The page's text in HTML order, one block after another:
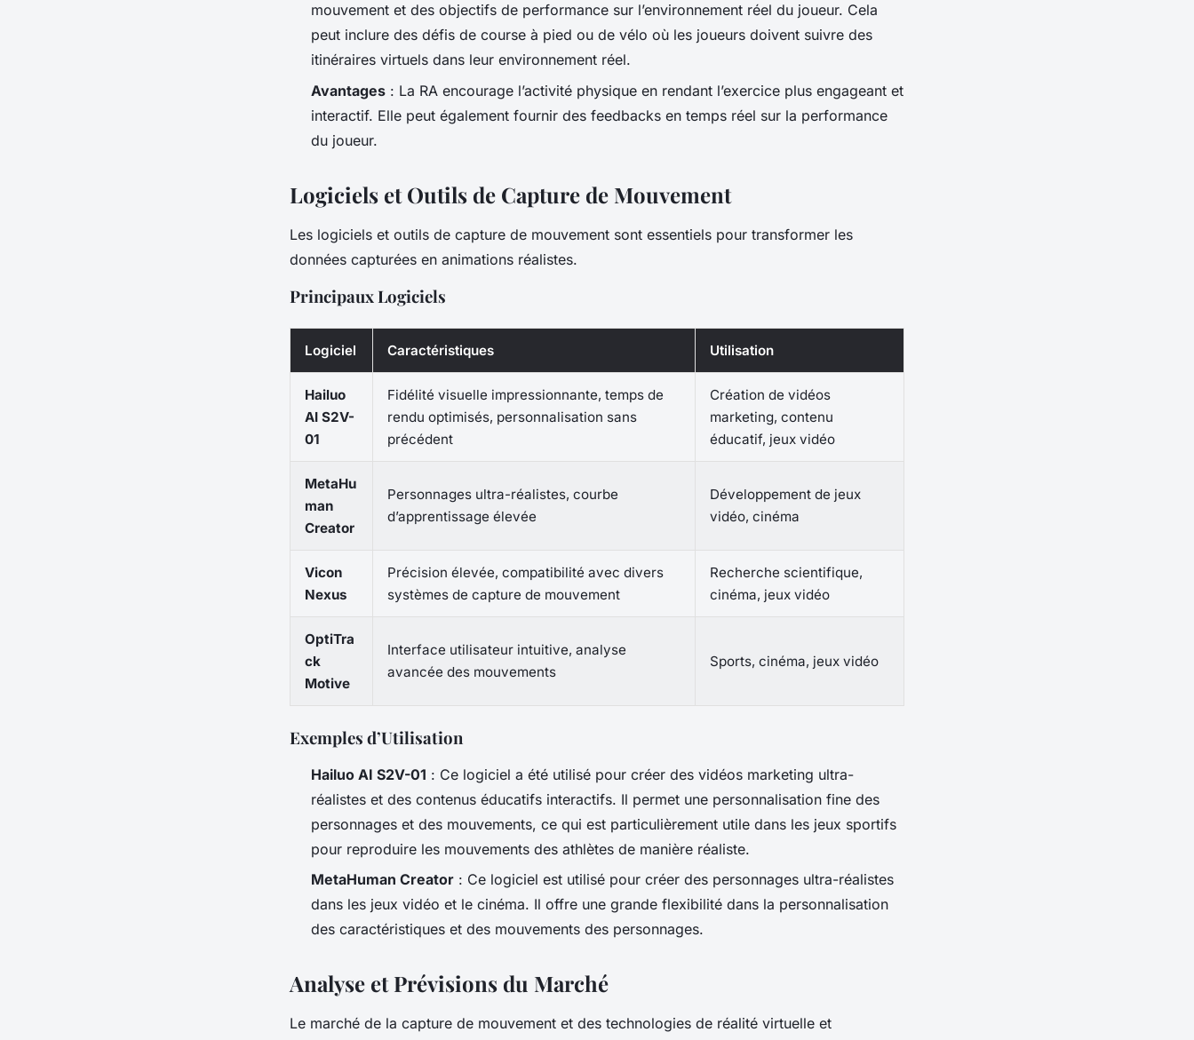
mouvement et des objectifs de performance sur l’environnement réel du joueur. Cela
peut inclure des défis de course à pied ou de vélo où les joueurs doivent suivre des
itinéraires virtuels dans leur environnement réel.
Avantages : La RA encourage l’activité physique en rendant l’exercice plus engageant et
interactif. Elle peut également fournir des feedbacks en temps réel sur la performance
du joueur.
Logiciels et Outils de Capture de Mouvement
Les logiciels et outils de capture de mouvement sont essentiels pour transformer les
données capturées en animations réalistes.
Principaux Logiciels
Logiciel Caractéristiques Utilisation
Hailuo
AI S2V-
01
Fidélité visuelle impressionnante, temps de
rendu optimisés, personnalisation sans
précédent
Création de vidéos
marketing, contenu
éducatif, jeux vidéo
MetaHu
man
Creator
Personnages ultra-réalistes, courbe
d’apprentissage élevée
Développement de jeux
vidéo, cinéma
Vicon
Nexus
Précision élevée, compatibilité avec divers
systèmes de capture de mouvement
Recherche scientifique,
cinéma, jeux vidéo
OptiTra
ck
Motive
Interface utilisateur intuitive, analyse
avancée des mouvements
Sports, cinéma, jeux vidéo
Exemples d’Utilisation
Hailuo AI S2V-01 : Ce logiciel a été utilisé pour créer des vidéos marketing ultra-
réalistes et des contenus éducatifs interactifs. Il permet une personnalisation fine des
personnages et des mouvements, ce qui est particulièrement utile dans les jeux sportifs
pour reproduire les mouvements des athlètes de manière réaliste.
MetaHuman Creator : Ce logiciel est utilisé pour créer des personnages ultra-réalistes
dans les jeux vidéo et le cinéma. Il offre une grande flexibilité dans la personnalisation
des caractéristiques et des mouvements des personnages.
Analyse et Prévisions du Marché
Le marché de la capture de mouvement et des technologies de réalité virtuelle et